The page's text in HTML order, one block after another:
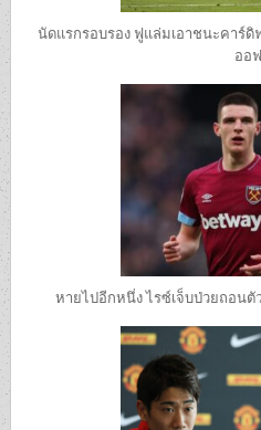
นัดแรกรอบรอง ฟูแล่มเอาชนะคาร์ดิ
ออฟ
หายไปอีกหนึ่ง ไรซ์เจ็บป่วยถอนตั